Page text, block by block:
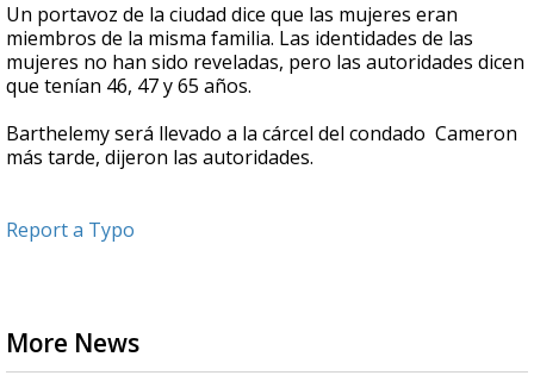
Un portavoz de la ciudad dice que las mujeres eran
miembros de la misma familia. Las identidades de las
mujeres no han sido reveladas, pero las autoridades dicen
que tenían 46, 47 y 65 años.
Barthelemy será llevado a la cárcel del condado Cameron
más tarde, dijeron las autoridades.
Report a Typo
More News